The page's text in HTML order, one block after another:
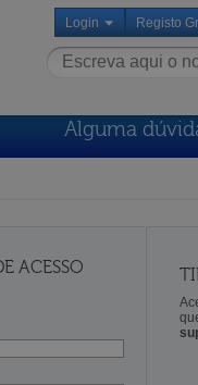
Login Registo
Alguma
ACESSO